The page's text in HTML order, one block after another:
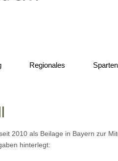
Regionales Sparten
2010 als Beilage in Bayern zur
hinterlegt: